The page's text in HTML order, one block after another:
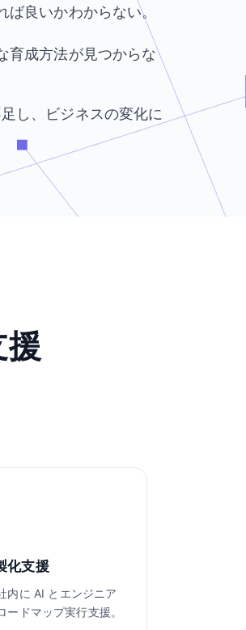
良いかわからない。
育成方法が見つからな
し、ビジネスの変化に
化支援
内に AI とエンジニア
ードマップ実行支援。